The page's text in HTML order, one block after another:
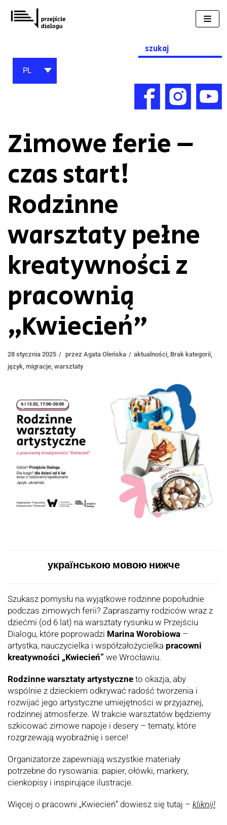
Przejdź
do
Search
for:
PL
Zimowe ferie –
czas start!
Rodzinne
warsztaty pełne
kreatywności z
pracownią
„Kwiecień”
28 stycznia 2025 przez Agata Oleńska aktualności Brak kategorii
język migracje warsztaty
українською мовою нижче
Szukasz pomysłu na wyjątkowe rodzinne popołudnie
podczas zimowych ferii? Zapraszamy rodziców wraz z
dziećmi (od 6 lat) na warsztaty rysunku w Przejściu
Dialogu, które poprowadzi Marina Worobiowa –
artystka, nauczycielka i współzałożycielka pracowni
kreatywności „Kwiecień” we Wrocławiu.
Rodzinne warsztaty artystyczne to okazja, aby
wspólnie z dzieckiem odkrywać radość tworzenia i
rozwijać jego artystyczne umiejętności w przyjaznej,
rodzinnej atmosferze. W trakcie warsztatów będziemy
szkicować zimowe napoje i desery – tematy, które
rozgrzewają wyobraźnię i serce!
Organizatorze zapewniają wszystkie materiały
potrzebne do rysowania: papier, ołówki, markery,
cienkopisy i inspirujące ilustracje.
Więcej o pracowni „Kwiecień” dowiesz się tutaj – kliknij!